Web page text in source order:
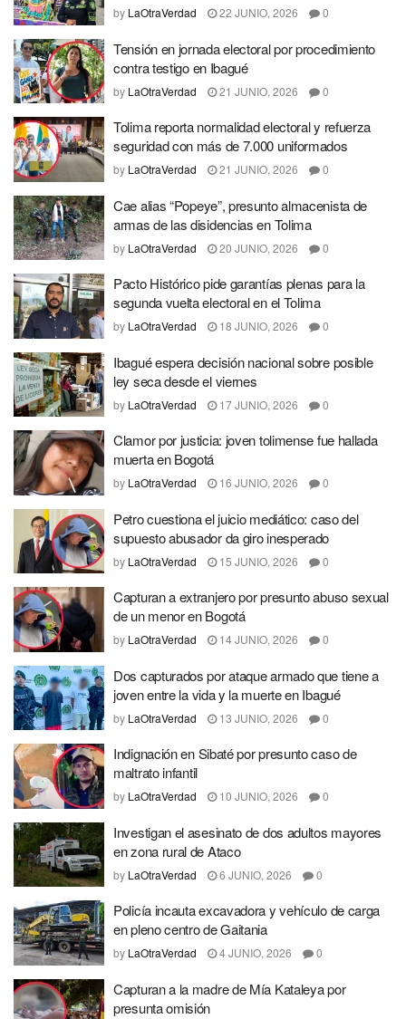
by LaOtraVerdad 22 JUNIO, 2026 0
Tensión en jornada electoral por procedimiento
contra testigo en Ibagué
by LaOtraVerdad 21 JUNIO, 2026 0
Tolima reporta normalidad electoral y refuerza
seguridad con más de 7.000 uniformados
by LaOtraVerdad 21 JUNIO, 2026 0
Cae alias “Popeye”, presunto almacenista de
armas de las disidencias en Tolima
by LaOtraVerdad 20 JUNIO, 2026 0
Pacto Histórico pide garantías plenas para la
segunda vuelta electoral en el Tolima
by LaOtraVerdad 18 JUNIO, 2026 0
Ibagué espera decisión nacional sobre posible
ley seca desde el viernes
by LaOtraVerdad 17 JUNIO, 2026 0
Clamor por justicia: joven tolimense fue hallada
muerta en Bogotá
by LaOtraVerdad 16 JUNIO, 2026 0
Petro cuestiona el juicio mediático: caso del
supuesto abusador da giro inesperado
by LaOtraVerdad 15 JUNIO, 2026 0
Capturan a extranjero por presunto abuso sexual
de un menor en Bogotá
by LaOtraVerdad 14 JUNIO, 2026 0
Dos capturados por ataque armado que tiene a
joven entre la vida y la muerte en Ibagué
by LaOtraVerdad 13 JUNIO, 2026 0
Indignación en Sibaté por presunto caso de
maltrato infantil
by LaOtraVerdad 10 JUNIO, 2026 0
Investigan el asesinato de dos adultos mayores
en zona rural de Ataco
by LaOtraVerdad 6 JUNIO, 2026 0
Policía incauta excavadora y vehículo de carga
en pleno centro de Gaitania
by LaOtraVerdad 4 JUNIO, 2026 0
Capturan a la madre de Mía Kataleya por
presunta omisión